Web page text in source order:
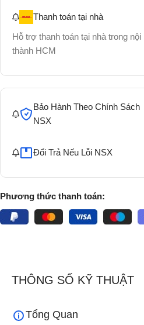
Thanh toán tại nhà
Hỗ trợ thanh toán tại nhà trong nội
thành HCM
Bảo Hành Theo Chính Sách
NSX
Đổi Trả Nếu Lỗi NSX
Phương thức thanh toán:
THÔNG SỐ KỸ THUẬT
Tổng Quan